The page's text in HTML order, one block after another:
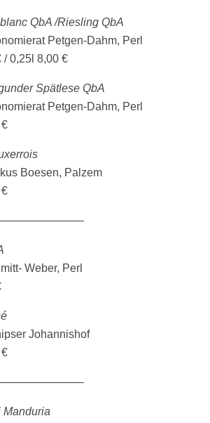
QbA /Riesling QbA
Petgen-Dahm, Perl
/ 0,25l 8,00 €
Spätlese QbA
Petgen-Dahm, Perl
Boesen, Palzem
Weber, Perl
Johannishof
Manduria